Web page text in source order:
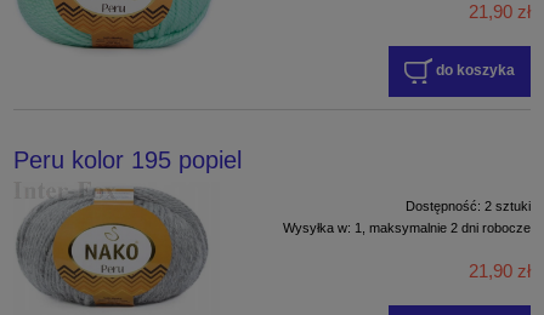
21,90 zł
do koszyka
Peru kolor 195 popiel
Dostępność: 2 sztuki
Wysyłka w: 1, maksymalnie 2 dni robocze
21,90 zł